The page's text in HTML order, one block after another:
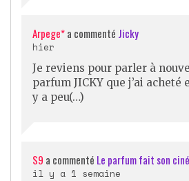
Arpege*a commenté Jicky
hier
Je reviens pour parler à
parfum JICKY que j’ai
y a peu(…)
S9 a commenté Le parfum fait son
il y a 1 semaine